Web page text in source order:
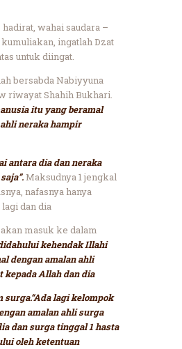
wahai saudara –
ingatlah Dzat
untuk diingat.
bersabda Nabiyyuna
riwayat Shahih Bukhari.
itu yang beramal
neraka hampir
antara dia dan neraka
Maksudnya 1 jengkal
nafasnya hanya
dan dia
masuk ke dalam
kehendak Illahi
dengan amalan ahli
kepada Allah dan dia
surga.“Ada lagi kelompok
amalan ahli surga
dan surga tinggal 1 hasta
oleh ketentuan